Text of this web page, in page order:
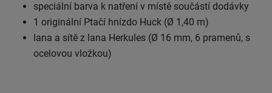
speciální barva k natření v místě součástí dodávky
1 originální Ptačí hnízdo Huck (Ø 1,40 m)
lana a sítě z lana Herkules (Ø 16 mm, 6 pramenů, s
ocelovou vložkou)